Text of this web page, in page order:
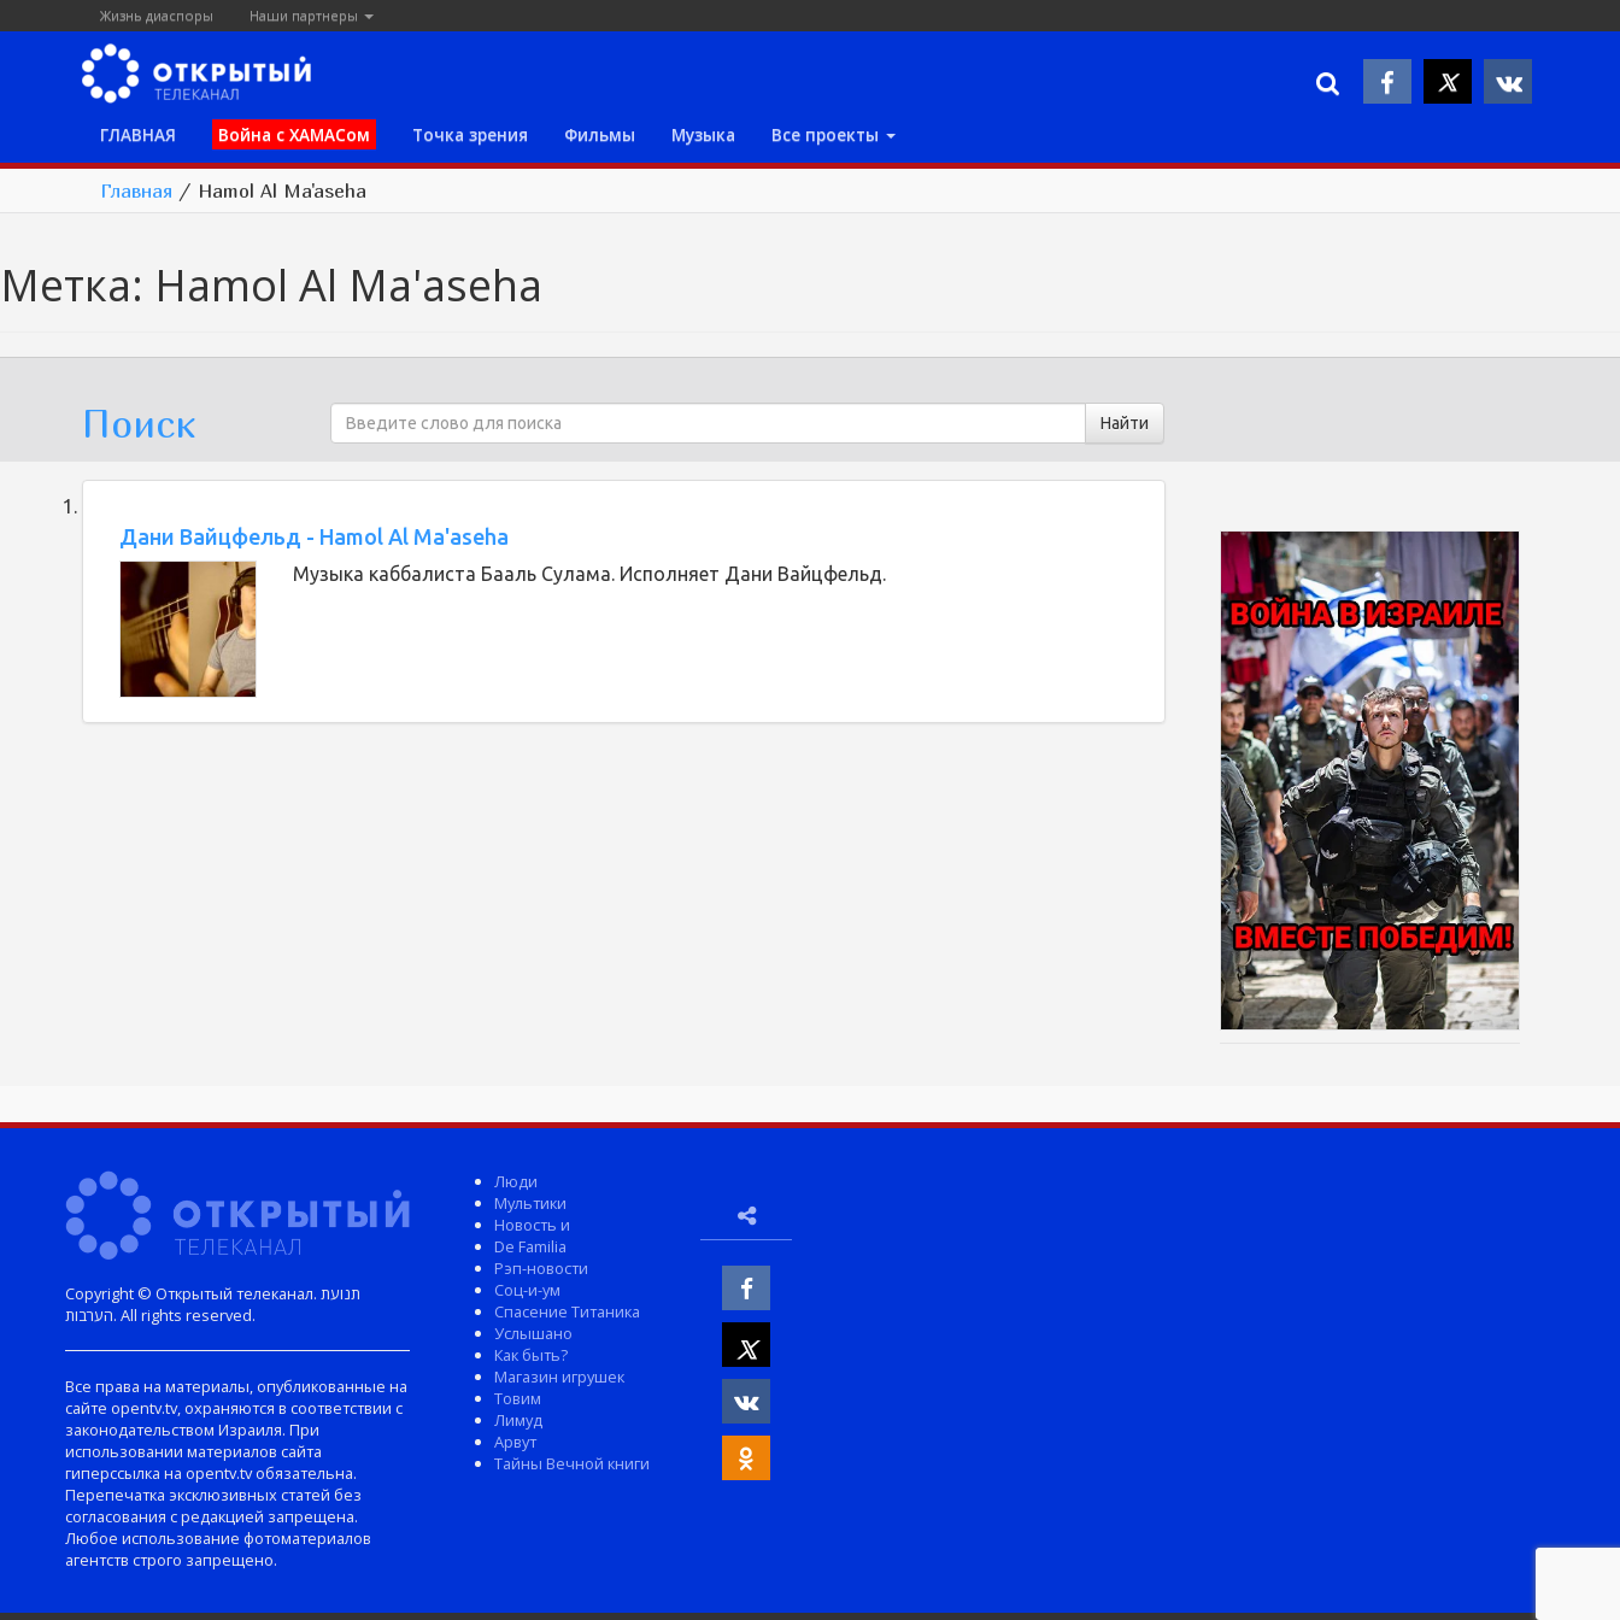
Жизнь диаспоры Наши партнеры
ГЛАВНАЯ Война с ХАМАСом Точка зрения Фильмы Музыка Все проекты
Главная / Hamol Al Ma'aseha
Метка: Hamol Al Ma'aseha
Поиск
Дани Вайцфельд - Hamol Al Ma'aseha
Музыка каббалиста Бааль Сулама. Исполняет Дани Вайцфельд.
Copyright © Открытый телеканал. תנועת
הערבות. All rights reserved.
Все права на материалы, опубликованные на
сайте opentv.tv, охраняются в соответствии с
законодательством Израиля. При
использовании материалов сайта
гиперссылка на opentv.tv обязательна.
Перепечатка эксклюзивных статей без
согласования с редакцией запрещена.
Любое использование фотоматериалов
агентств строго запрещено.
Люди
Мультики
Новость и
De Familia
Рэп-новости
Соц-и-ум
Спасение Титаника
Услышано
Как быть?
Магазин игрушек
Товим
Лимуд
Арвут
Тайны Вечной книги